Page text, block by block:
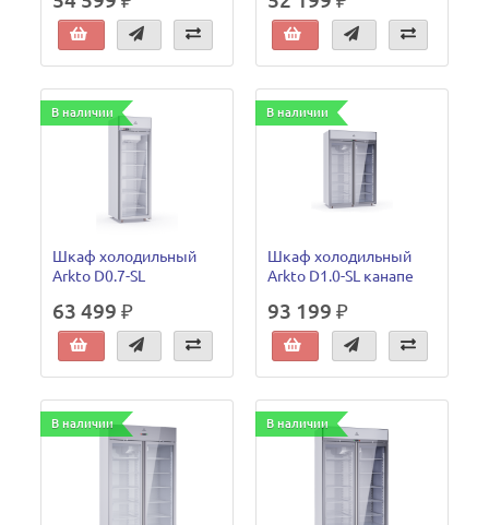
В наличии
Шкаф холодильный
Arkto D0.7-SL
63 499 ₽
В наличии
Шкаф холодильный
Arkto D1.0-SL канапе
93 199 ₽
В наличии В наличии